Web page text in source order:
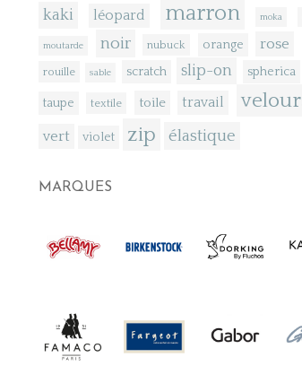
kaki léopard marron moka
moutarde noir nubuck orange rose
rouille sable scratch slip-on spherica
taupe textile toile travail
vert violet zip élastique
MARQUES